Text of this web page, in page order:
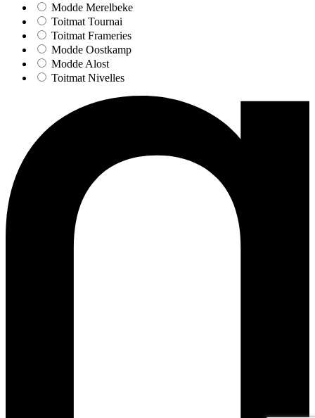
Modde Merelbeke
Toitmat Tournai
Toitmat Frameries
Modde Oostkamp
Modde Alost
Toitmat Nivelles